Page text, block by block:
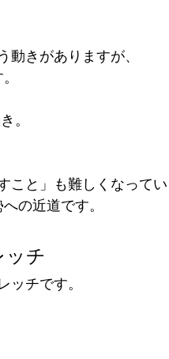
きがありますが、
。
こと」も難しくなって
の近道です。
ッチ
チです。